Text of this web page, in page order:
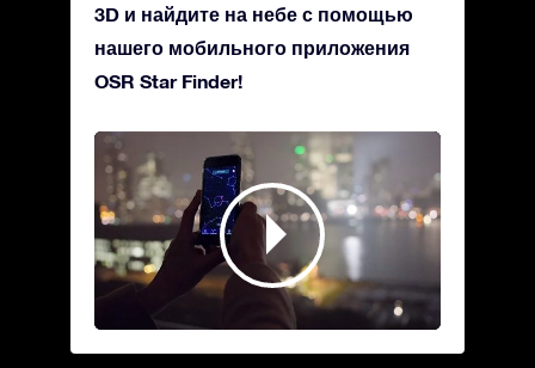
3D и найдите на небе с помощью
нашего мобильного приложения
OSR Star Finder!